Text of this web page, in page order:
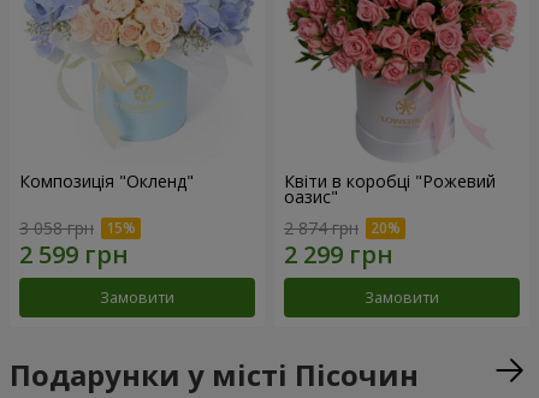
Композиція "Окленд"
3 058 грн
Замовити
Квіти в коробці "Рожевий
оазис"
2 874 грн
Замовити
Подарунки у місті Пісочин